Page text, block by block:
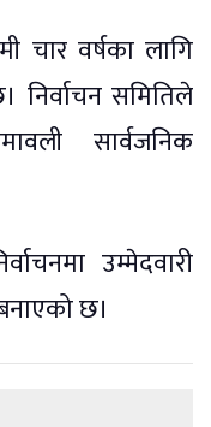
चार वर्षका लागि
निर्वाचन समितिले
सार्वजनिक
उम्मेदवारी
छ।